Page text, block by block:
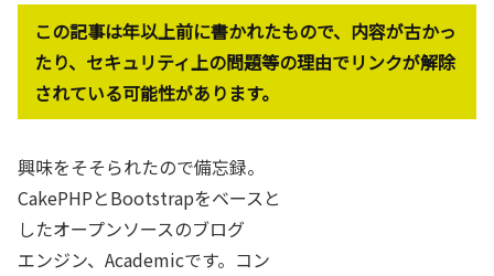
この記事は年以上前に書かれたもので、内容が古かっ
たり、セキュリティ上の問題等の理由でリンクが解除
されている可能性があります。
興味をそそられたので備忘録。
CakePHPとBootstrapをベースと
したオープンソースのブログ
エンジン、Academicです。コン